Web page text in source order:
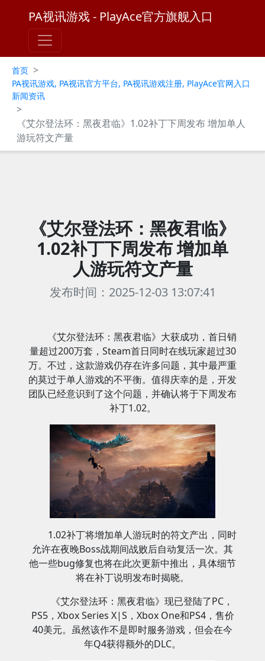
PA视讯游戏 - PlayAce官方旗舰入口
首页 >
PA视讯游戏, PA视讯官方平台, PA视讯游戏注册, PlayAce官网入口
新闻资讯
>
《艾尔登法环：黑夜君临》1.02补丁下周发布 增加单人
游玩符文产量
《艾尔登法环：黑夜君临》
1.02补丁下周发布 增加单
人游玩符文产量
发布时间：2025-12-03 13:07:41
《艾尔登法环：黑夜君临》大获成功，首日销
量超过200万套，Steam首日同时在线玩家超过30
万。不过，这款游戏仍存在许多问题，其中最严重
的莫过于单人游戏的不平衡。值得庆幸的是，开发
团队已经意识到了这个问题，并确认将于下周发布
补丁1.02。
1.02补丁将增加单人游玩时的符文产出，同时
允许在夜晚Boss战期间战败后自动复活一次。其
他一些bug修复也将在此次更新中推出，具体细节
将在补丁说明发布时揭晓。
《艾尔登法环：黑夜君临》现已登陆了PC，
PS5，Xbox Series X|S，Xbox One和PS4，售价
40美元。虽然该作不是即时服务游戏，但会在今
年Q4获得额外的DLC。